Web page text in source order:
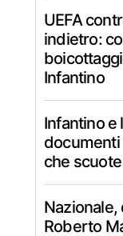
UEFA
indietro:
Infantino
Infantino e
che scuote
Roberto